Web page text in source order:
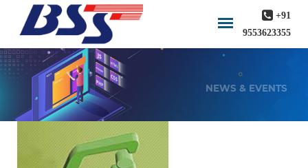
+91
9553623355
NEWS & EVENTS